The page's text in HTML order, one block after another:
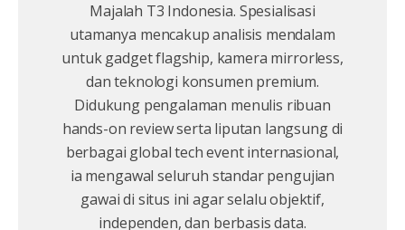
Majalah T3 Indonesia. Spesialisasi
utamanya mencakup analisis mendalam
untuk gadget flagship, kamera mirrorless,
dan teknologi konsumen premium.
Didukung pengalaman menulis ribuan
hands-on review serta liputan langsung di
berbagai global tech event internasional,
ia mengawal seluruh standar pengujian
gawai di situs ini agar selalu objektif,
independen, dan berbasis data.